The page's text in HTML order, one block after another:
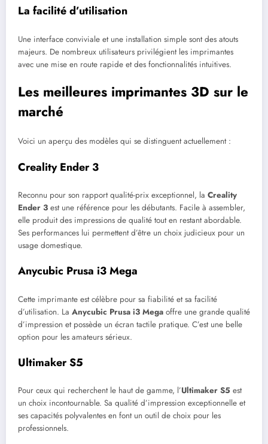
La facilité d’utilisation
Une interface conviviale et une installation simple sont des atouts
majeurs. De nombreux utilisateurs privilégient les imprimantes
avec une mise en route rapide et des fonctionnalités intuitives.
Les meilleures imprimantes 3D sur le
marché
Voici un aperçu des modèles qui se distinguent actuellement :
Creality Ender 3
Reconnu pour son rapport qualité-prix exceptionnel, la Creality
Ender 3 est une référence pour les débutants. Facile à assembler,
elle produit des impressions de qualité tout en restant abordable.
Ses performances lui permettent d’être un choix judicieux pour un
usage domestique.
Anycubic Prusa i3 Mega
Cette imprimante est célèbre pour sa fiabilité et sa facilité
d’utilisation. La Anycubic Prusa i3 Mega offre une grande qualité
d’impression et possède un écran tactile pratique. C’est une belle
option pour les amateurs sérieux.
Ultimaker S5
Pour ceux qui recherchent le haut de gamme, l’Ultimaker S5 est
un choix incontournable. Sa qualité d’impression exceptionnelle et
ses capacités polyvalentes en font un outil de choix pour les
professionnels.